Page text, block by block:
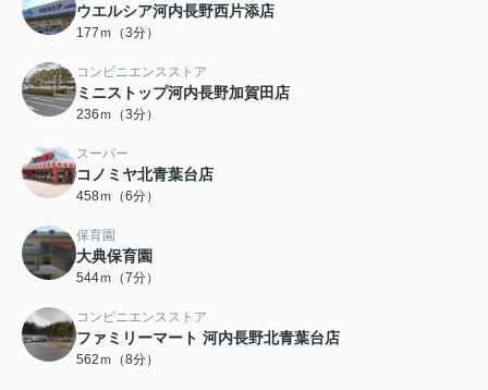
ウエルシア河内長野西片添店
177ｍ（3分）
コンビニエンスストア
ミニストップ河内長野加賀田店
236ｍ（3分）
スーパー
コノミヤ北青葉台店
458ｍ（6分）
保育園
大典保育園
544ｍ（7分）
コンビニエンスストア
ファミリーマート 河内長野北青葉台店
562ｍ（8分）